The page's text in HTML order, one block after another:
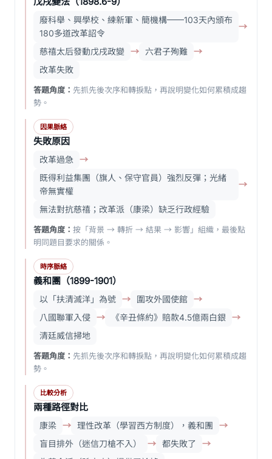
廢科舉、興學校、練新軍、簡機構——103天內頒布
180多道改革詔令
→
慈禧太后發動戊戌政變 → 六君子殉難 →
改革失敗
答題角度： 先抓先後次序和轉捩點，再說明變化如何累積成趨
勢。
因果脈絡
失敗原因
改革過急
→
既得利益集團（旗人、保守官員）強烈反彈；光緒
帝無實權
→
無法對抗慈禧；改革派（康梁）缺乏行政經驗
答題角度： 按「背景 → 轉折 → 結果 → 影響」組織，最後點
明同題目要求的關係。
時序脈絡
義和團（1899-1901）
以「扶清滅洋」為號 → 圍攻外國使館 →
八國聯軍入侵 → 《辛丑條約》賠款4.5億兩白銀
→
清廷威信掃地
答題角度： 先抓先後次序和轉捩點，再說明變化如何累積成趨
勢。
比較分析
兩種路徑對比
康梁 → 理性改革（學習西方制度），義和團
→
盲目排外（迷信刀槍不入）
→ 都失敗了
→